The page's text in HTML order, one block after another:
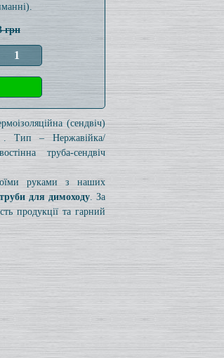
грн
(сендвіч)
. Тип – Нержавійка/
труба-сендвіч
руками з наших
для димоходу. За
продукції та гарний